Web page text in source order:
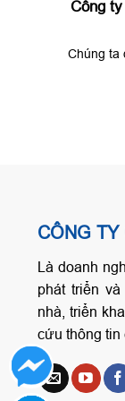
Công
Chúng ta
CÔNG TY
Là doanh
phát triển
nhà, triển
cứu thông tin